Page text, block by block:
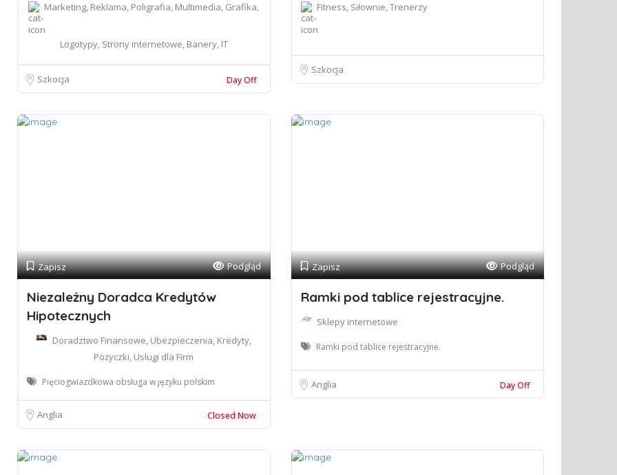
Marketing, Reklama, Poligrafia, Multimedia, Grafika,
Logotypy, Strony internetowe, Banery, IT
Szkocja Day Off
Fitness, Siłownie, Trenerzy
Szkocja
Zapisz Podgląd
Niezależny Doradca Kredytów
Hipotecznych
Doradztwo Finansowe, Ubezpieczenia, Kredyty,
Pożyczki, Uslugi dla Firm
Pięciogwiazdkowa obsługa w języku polskim
Anglia Closed Now
Zapisz Podgląd
Ramki pod tablice rejestracyjne.
Sklepy internetowe
Ramki pod tablice rejestracyjne.
Anglia Day Off